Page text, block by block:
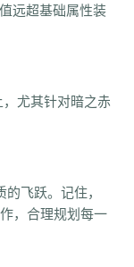
远超基础属性装
尤其针对暗之赤
飞跃。记住，
，合理规划每一